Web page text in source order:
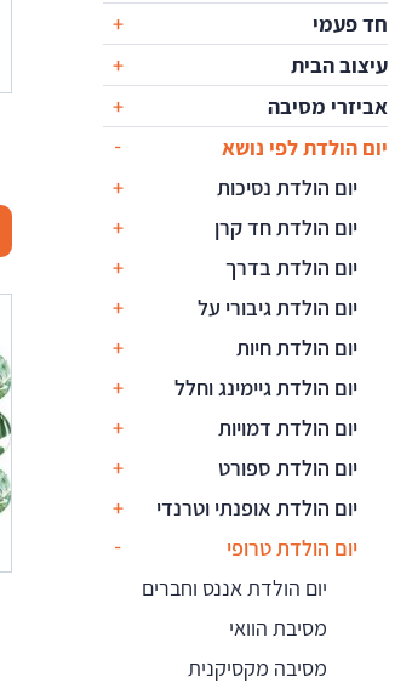
חד פעמי
עיצוב הבית
אביזרי מסיבה
יום הולדת לפי נושא
יום הולדת נסיכות
יום הולדת חד קרן
יום הולדת בדרך
יום הולדת גיבורי על
יום הולדת חיות
יום הולדת גיימינג וחלל
יום הולדת דמויות
יום הולדת ספורט
יום הולדת אופנתי וטרנדי
יום הולדת טרופי
יום הולדת אננס וחברים
מסיבת הוואי
מסיבה מקסיקנית